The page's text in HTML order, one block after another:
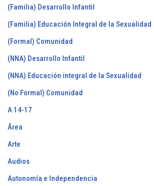
(Familia) Desarrollo Infantil
(Familia) Educación Integral de la Sexualidad
(Formal) Comunidad
(NNA) Desarrollo Infantil
(NNA) Educación integral de la Sexualidad
(No Formal) Comunidad
A 14-17
Área
Arte
Audios
Autonomía e Independencia